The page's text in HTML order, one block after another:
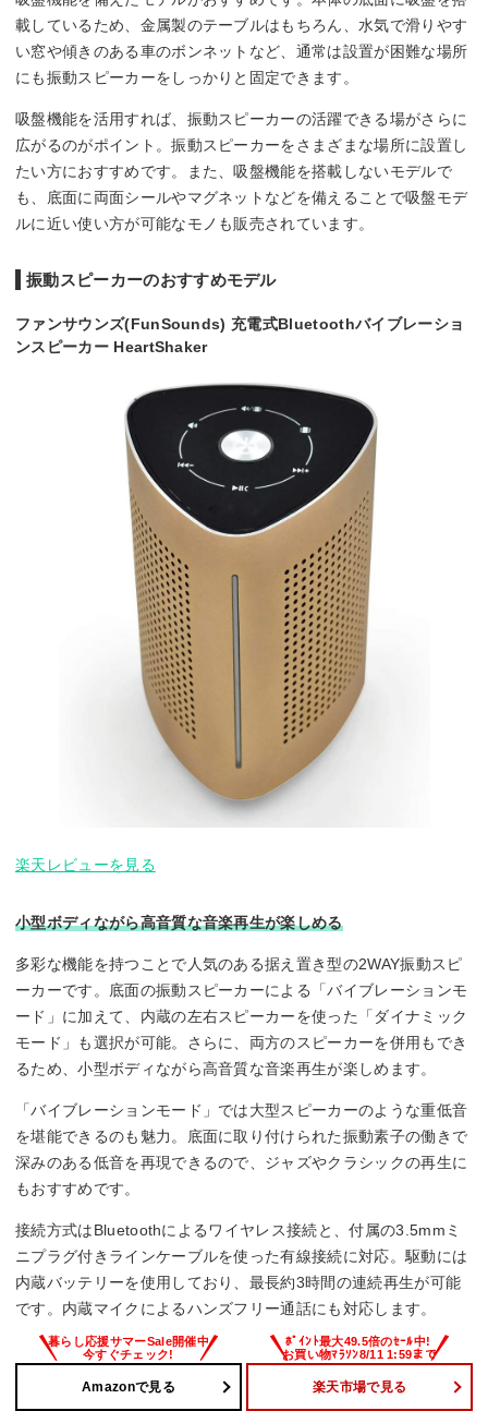
載しているため、金属製のテーブルはもちろん、水気で滑りやす
い窓や傾きのある車のボンネットなど、通常は設置が困難な場所
にも振動スピーカーをしっかりと固定できます。
吸盤機能を活用すれば、振動スピーカーの活躍できる場がさらに
広がるのがポイント。振動スピーカーをさまざまな場所に設置し
たい方におすすめです。また、吸盤機能を搭載しないモデルで
も、底面に両面シールやマグネットなどを備えることで吸盤モデ
ルに近い使い方が可能なモノも販売されています。
振動スピーカーのおすすめモデル
ファンサウンズ(FunSounds) 充電式Bluetoothバイブレーショ
ンスピーカー HeartShaker
楽天レビューを見る
小型ボディながら高音質な音楽再生が楽しめる
多彩な機能を持つことで人気のある据え置き型の2WAY振動スピ
ーカーです。底面の振動スピーカーによる「バイブレーションモ
ード」に加えて、内蔵の左右スピーカーを使った「ダイナミック
モード」も選択が可能。さらに、両方のスピーカーを併用もでき
るため、小型ボディながら高音質な音楽再生が楽しめます。
「バイブレーションモード」では大型スピーカーのような重低音
を堪能できるのも魅力。底面に取り付けられた振動素子の働きで
深みのある低音を再現できるので、ジャズやクラシックの再生に
もおすすめです。
接続方式はBluetoothによるワイヤレス接続と、付属の3.5mmミ
ニプラグ付きラインケーブルを使った有線接続に対応。駆動には
内蔵バッテリーを使用しており、最長約3時間の連続再生が可能
です。内蔵マイクによるハンズフリー通話にも対応します。
Amazonで見る 楽天市場で見る